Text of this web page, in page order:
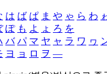
は ば ぱ ま や ゃ ら わ
ぽ も よ ょ ろ を
バ パ マ ヤ ャ ラ ワ ヮ
ヨ ョ ロ ヲ ―